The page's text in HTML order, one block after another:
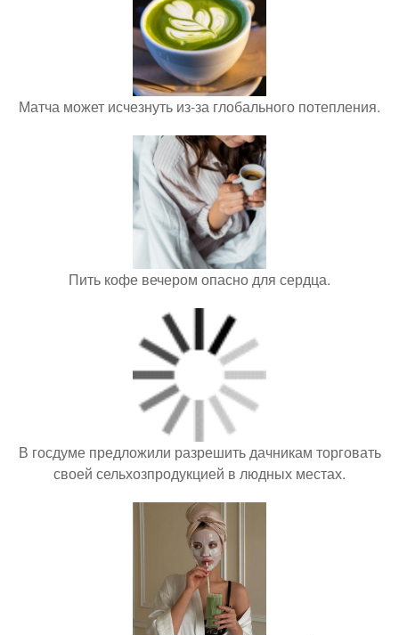
Матча может исчезнуть из-за глобального потепления.
Пить кофе вечером опасно для сердца.
В госдуме предложили разрешить дачникам торговать
своей сельхозпродукцией в людных местах.